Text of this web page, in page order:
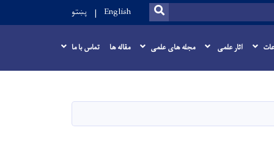
SEARCH
English پښتو
اثار علمی مجله های علمی مقاله ها تماس با ما